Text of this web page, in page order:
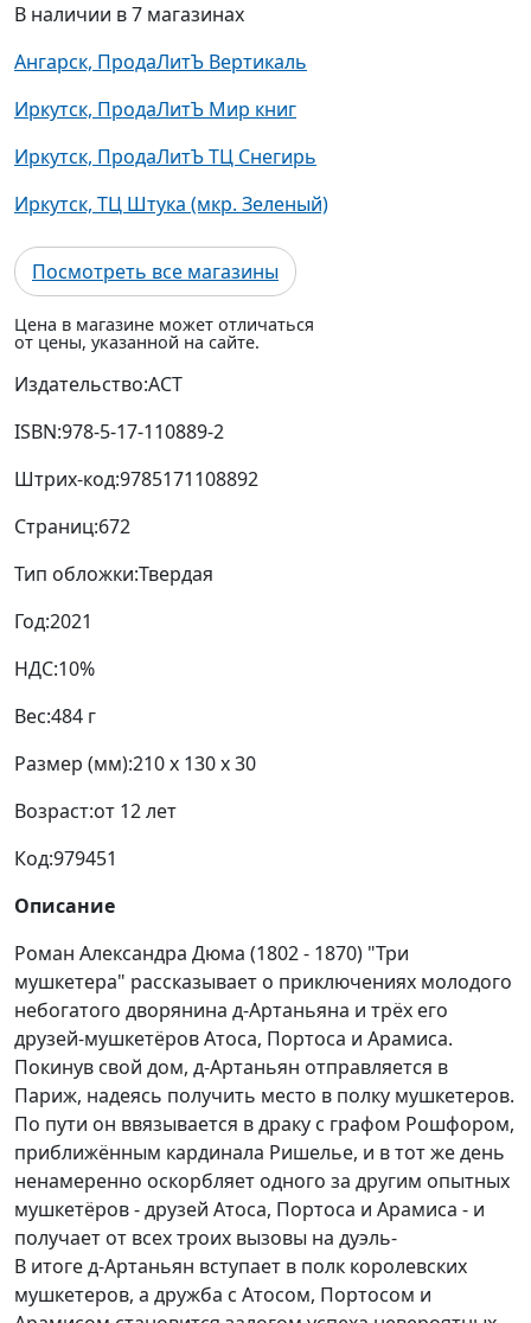
В наличии в 7 магазинах
Ангарск, ПродаЛитЪ Вертикаль
Иркутск, ПродаЛитЪ Мир книг
Иркутск, ПродаЛитЪ ТЦ Снегирь
Иркутск, ТЦ Штука (мкр. Зеленый)
Посмотреть все магазины
Цена в магазине может отличаться
от цены, указанной на сайте.
Издательство:АСТ
ISBN:978-5-17-110889-2
Штрих-код:9785171108892
Страниц:672
Тип обложки:Твердая
Год:2021
НДС:10%
Вес:484 г
Размер (мм):210 x 130 x 30
Возраст:от 12 лет
Код:979451
Описание
Роман Александра Дюма (1802 - 1870) "Три
мушкетера" рассказывает о приключениях молодого
небогатого дворянина д-Артаньяна и трёх его
друзей-мушкетёров Атоса, Портоса и Арамиса.
Покинув свой дом, д-Артаньян отправляется в
Париж, надеясь получить место в полку мушкетеров.
По пути он ввязывается в драку с графом Рошфором,
приближённым кардинала Ришелье, и в тот же день
ненамеренно оскорбляет одного за другим опытных
мушкетёров - друзей Атоса, Портоса и Арамиса - и
получает от всех троих вызовы на дуэль-
В итоге д-Артаньян вступает в полк королевских
мушкетеров, а дружба с Атосом, Портосом и